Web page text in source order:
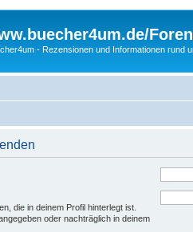
Foren
- Rezensionen und Informationen rund
die in deinem Profil hinterlegt ist.
oder nachträglich in deinem